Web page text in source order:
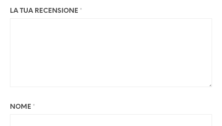
LA TUA RECENSIONE *
NOME *